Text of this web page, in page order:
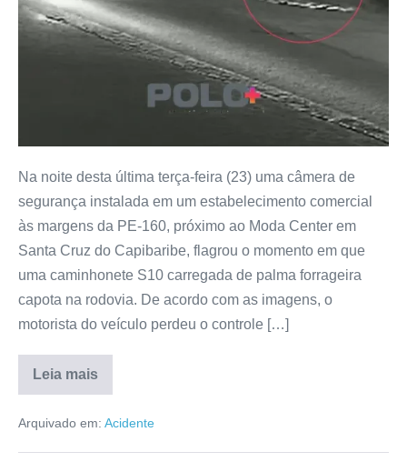
Na noite desta última terça-feira (23) uma câmera de
segurança instalada em um estabelecimento comercial
às margens da PE-160, próximo ao Moda Center em
Santa Cruz do Capibaribe, flagrou o momento em que
uma caminhonete S10 carregada de palma forrageira
capota na rodovia. De acordo com as imagens, o
motorista do veículo perdeu o controle […]
Leia mais
Arquivado em: Acidente